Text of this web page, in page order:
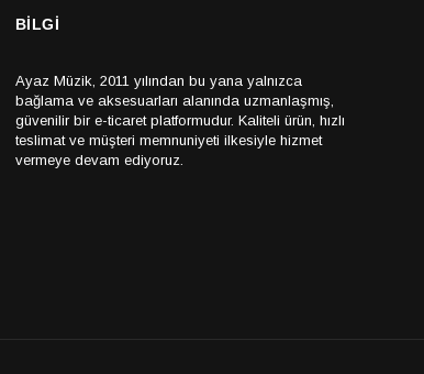
BİLGİ
Ayaz Müzik, 2011 yılından bu yana yalnızca
bağlama ve aksesuarları alanında uzmanlaşmış,
güvenilir bir e-ticaret platformudur. Kaliteli ürün, hızlı
teslimat ve müşteri memnuniyeti ilkesiyle hizmet
vermeye devam ediyoruz.